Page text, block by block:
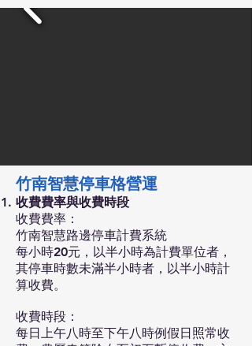
竹南智慧停車格營運
收費費率與收費時段
收費費率：
竹南智慧路邊停車計費系統
每小時20元，以半小時為計費單位者，
其停車時數未滿半小時者，以半小時計
算收費。
收費時段：
每日上午八時至下午八時例假日照常收